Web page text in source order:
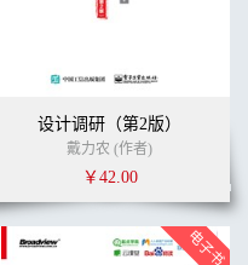
设计调研（第2版）
戴力农 (作者)
￥42.00